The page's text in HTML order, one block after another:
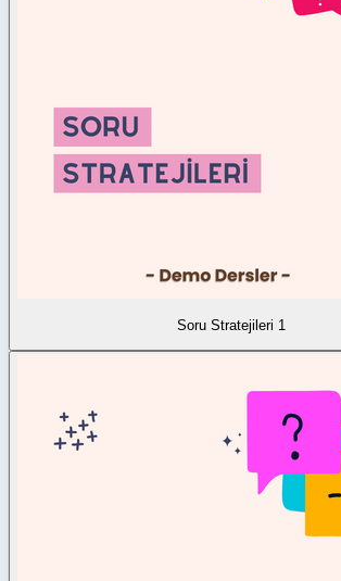
Soru Stratejileri 1